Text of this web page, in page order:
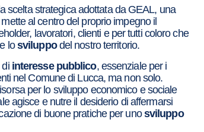
scelta strategica adottata da GEAL, una
al centro del proprio impegno il
lavoratori, clienti e per tutti coloro che
losviluppodel nostro territorio.
di interesse pubblico, essenziale per i
nel Comune di Lucca, ma non solo.
per lo sviluppo economico e sociale
agisce e nutre il desiderio di affermarsi
di buone pratiche per unosviluppo